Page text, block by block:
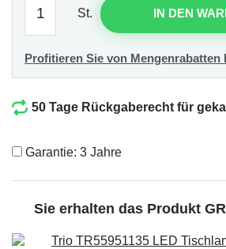
St. IN DEN
Profitieren Sie von Mengenrabatten
50 Tage Rückgaberecht für
Garantie: 3 Jahre
Sie erhalten das Produkt
Trio TR55951135 LED